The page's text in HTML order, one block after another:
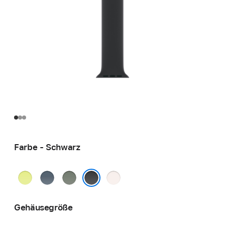
Farbe - Schwarz
NeongelbMaritimblau
Grüngrau Blassrosa
Gehäusegröße